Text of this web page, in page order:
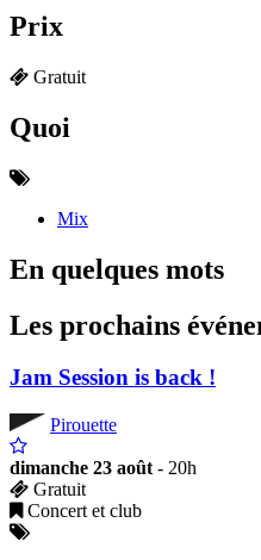
Prix
Gratuit
Quoi
Mix
En quelques mots
Les prochains
Jam Session is back !
Pirouette
dimanche 23 août - 20h
Gratuit
Concert et club